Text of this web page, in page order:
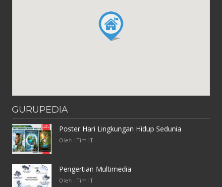
GURUPEDIA
Poster Hari Lingkungan Hidup Sedunia
Oleh : Tim IT
Pengertian Multimedia
Oleh : Tim IT